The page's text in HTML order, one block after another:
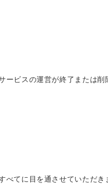
ビスの運営が終了または削
てに目を通させていただき